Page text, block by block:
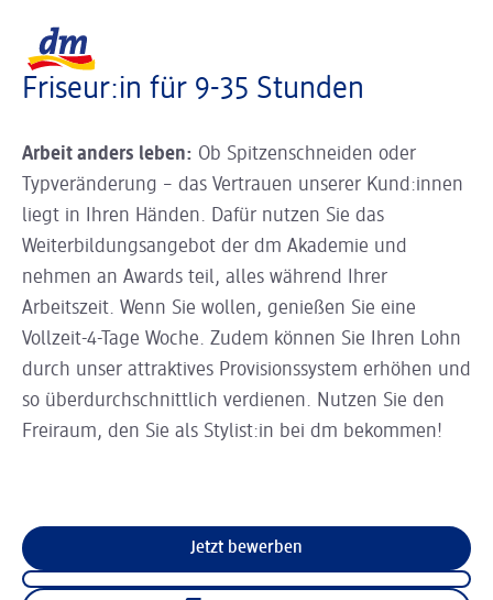
Friseur:in für 9-35 Stunden
Arbeit anders leben: Ob Spitzenschneiden oder
Typveränderung – das Vertrauen unserer Kund:innen
liegt in Ihren Händen. Dafür nutzen Sie das
Weiterbildungsangebot der dm Akademie und
nehmen an Awards teil, alles während Ihrer
Arbeitszeit. Wenn Sie wollen, genießen Sie eine
Vollzeit-4-Tage Woche. Zudem können Sie Ihren Lohn
durch unser attraktives Provisionssystem erhöhen und
so überdurchschnittlich verdienen. Nutzen Sie den
Freiraum, den Sie als Stylist:in bei dm bekommen!
Jetzt bewerben